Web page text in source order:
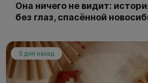
Она ничего не видит:
без глаз, спасённой
3 дня назад